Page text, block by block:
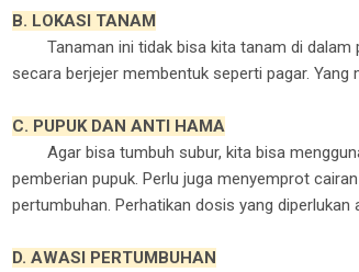
B. LOKASI TANAM
Tanaman ini tidak bisa kita tanam di
secara berjejer membentuk seperti pagar.
C. PUPUK DAN ANTI HAMA
Agar bisa tumbuh subur, kita bisa
pemberian pupuk. Perlu juga menyemprot
pertumbuhan. Perhatikan dosis yang diperlukan
D. AWASI PERTUMBUHAN